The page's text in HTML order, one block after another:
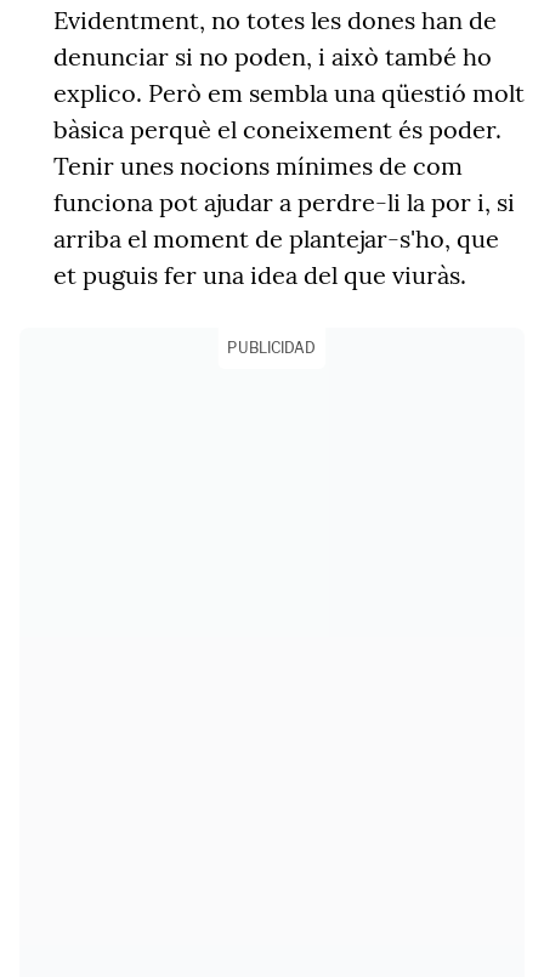
Evidentment, no totes les dones han de
denunciar si no poden, i això també ho
explico. Però em sembla una qüestió molt
bàsica perquè el coneixement és poder.
Tenir unes nocions mínimes de com
funciona pot ajudar a perdre-li la por i, si
arriba el moment de plantejar-s'ho, que
et puguis fer una idea del que viuràs.
PUBLICIDAD